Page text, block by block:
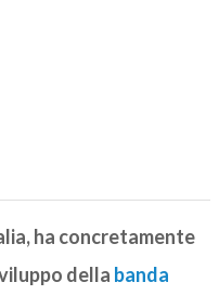
ha concretamente
della banda